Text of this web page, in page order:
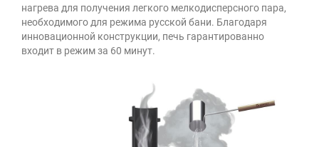
нагрева для получения легкого мелкодисперсного пара,
необходимого для режима русской бани. Благодаря
инновационной конструкции, печь гарантированно
входит в режим за 60 минут.